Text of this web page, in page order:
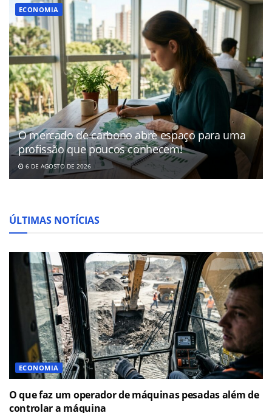
ECONOMIA
O mercado de carbono abre espaço para uma
profissão que poucos conhecem!
6 DE AGOSTO DE 2026
ÚLTIMAS NOTÍCIAS
ECONOMIA
O que faz um operador de máquinas pesadas além de
controlar a máquina